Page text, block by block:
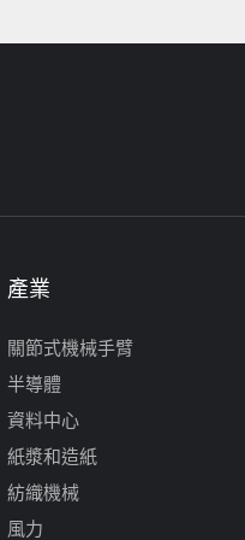
產業
關節式機械手臂
半導體
資料中心
紙漿和造紙
紡織機械
風力